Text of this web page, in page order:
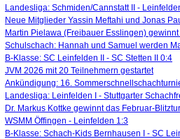
Landesliga: Schmiden/Cannstatt II -
Neue Mitglieder Yassin Meftahi und Jonas
Martin Pielawa (Freibauer Esslingen)
Schulschach: Hannah und Samuel werden
B-Klasse: SC Leinfelden II - SC Stetten II 0:4
JVM 2026 mit 20 Teilnehmern gestartet
Ankündigung: 16.
Landesliga: Leinfelden I - Stuttgarter
Dr. Markus Kottke gewinnt das Februar-
WSMM Öffingen - Leinfelden 1:3
B-Klasse: Schach-Kids Bernhausen I - SC